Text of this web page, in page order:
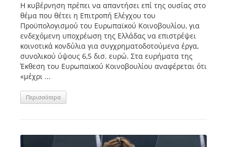
Η κυβέρνηση πρέπει να απαντήσει επί της ουσίας στο
θέμα που θέτει η Επιτροπή Ελέγχου του
Προϋπολογισμού του Ευρωπαϊκού Κοινοβουλίου, για
ενδεχόμενη υποχρέωση της Ελλάδας να επιστρέψει
κοινοτικά κονδύλια για συγχρηματοδοτούμενα έργα,
συνολικού ύψους 6,5 δισ. ευρώ. Στα ευρήματα της
Έκθεση του Ευρωπαϊκού Κοινοβουλίου αναφέρεται ότι
«μέχρι ...
Περισσότερα